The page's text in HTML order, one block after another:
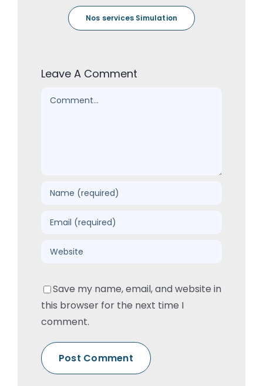
Nos services Simulation
Leave A Comment
Comment
Save my name, email, and website in
this browser for the next time I
comment.